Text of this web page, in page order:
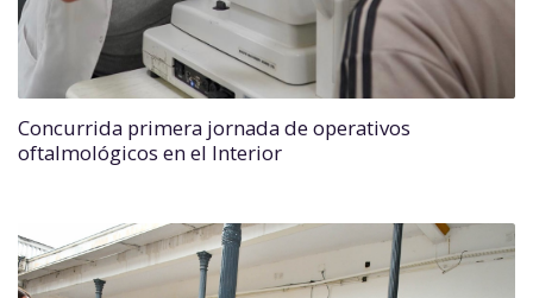
Concurrida primera jornada de operativos
oftalmológicos en el Interior